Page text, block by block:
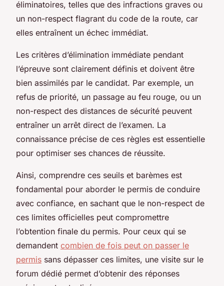
éliminatoires, telles que des infractions graves ou
un non-respect flagrant du code de la route, car
elles entraînent un échec immédiat.
Les critères d’élimination immédiate pendant
l’épreuve sont clairement définis et doivent être
bien assimilés par le candidat. Par exemple, un
refus de priorité, un passage au feu rouge, ou un
non-respect des distances de sécurité peuvent
entraîner un arrêt direct de l’examen. La
connaissance précise de ces règles est essentielle
pour optimiser ses chances de réussite.
Ainsi, comprendre ces seuils et barèmes est
fondamental pour aborder le permis de conduire
avec confiance, en sachant que le non-respect de
ces limites officielles peut compromettre
l’obtention finale du permis. Pour ceux qui se
demandent combien de fois peut on passer le
permis sans dépasser ces limites, une visite sur le
forum dédié permet d’obtenir des réponses